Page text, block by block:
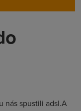
nás spustili adsl.A